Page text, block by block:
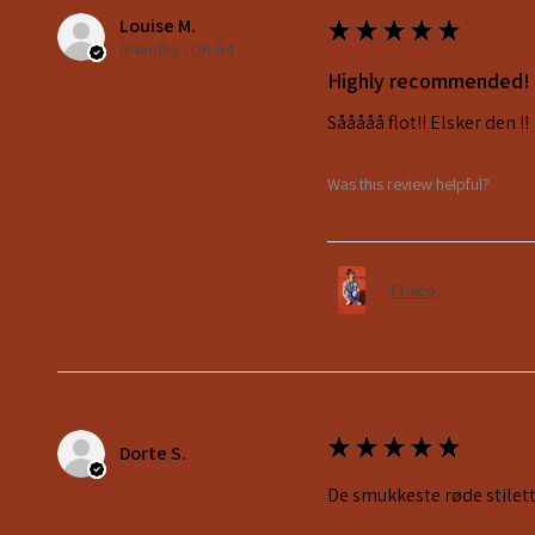
Louise M.
Brøndby , DK-84
★★★★★
Highly recommended!
Sååååå flot!! Elsker den !!
Was this review helpful?
Etnico
Dorte S. ★★★★★
De smukkeste røde